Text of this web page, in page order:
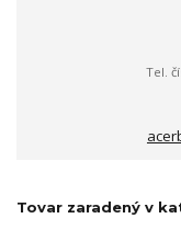
Tel.
Tovar zaradený v